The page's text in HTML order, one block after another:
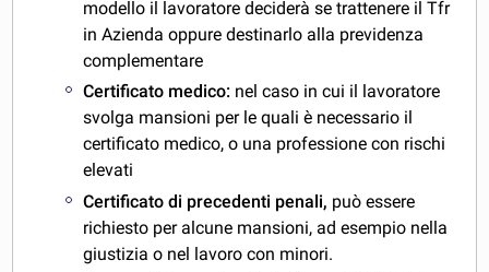
modello il lavoratore deciderà se trattenere il Tfr
in Azienda oppure destinarlo alla previdenza
complementare
Certificato medico: nel caso in cui il lavoratore
svolga mansioni per le quali è necessario il
certificato medico, o una professione con rischi
elevati
Certificato di precedenti penali, può essere
richiesto per alcune mansioni, ad esempio nella
giustizia o nel lavoro con minori.